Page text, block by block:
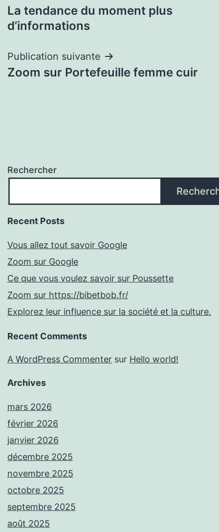
de
La tendance du moment plus
d’informations
Publication suivante
Zoom sur Portefeuille femme cuir
Rechercher
Recent Posts
Vous allez tout savoir Google
Zoom sur Google
Ce que vous voulez savoir sur Poussette
Zoom sur https://bibetbob.fr/
Explorez leur influence sur la société et la culture.
Recent Comments
A WordPress Commenter sur Hello world!
Archives
mars 2026
février 2026
janvier 2026
décembre 2025
novembre 2025
octobre 2025
septembre 2025
août 2025